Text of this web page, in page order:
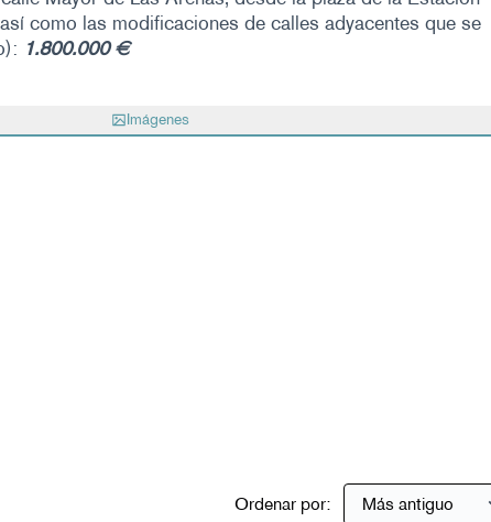
como las modificaciones de calles adyacentes que se
1.800.000 €
Imágenes
Ordenar por: